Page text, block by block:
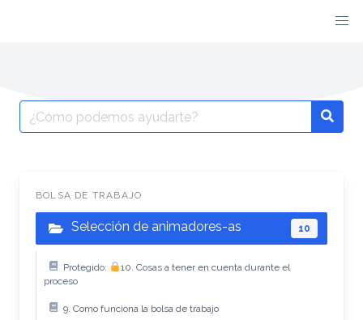
BOLSA DE TRABAJO
Selección de animadores-as 10
Protegido:
10. Cosas a tener en cuenta durante el
proceso
9. Como funciona la bolsa de trabajo